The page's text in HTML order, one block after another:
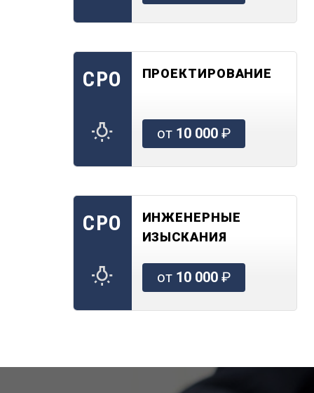
СРО ПРОЕКТИРОВАНИЕ
от 10 000₽
СРО
ИНЖЕНЕРНЫЕ
ИЗЫСКАНИЯ
от 10 000₽